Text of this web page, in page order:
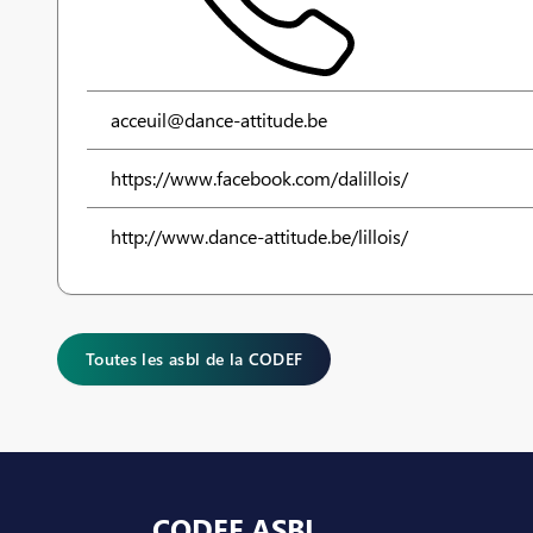
acceuil@dance-attitude.be
https://www.facebook.com/dalillois/
http://www.dance-attitude.be/lillois/
Toutes les asbl de la CODEF
Pied de page